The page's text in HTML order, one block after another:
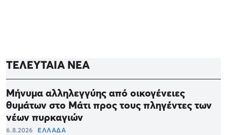
ΤΕΛΕΥΤΑΙΑ ΝΕΑ
Μήνυμα αλληλεγγύης από οικογένειες
θυμάτων στο Μάτι προς τους πληγέντες των
νέων πυρκαγιών
6.8.2026 ΕΛΛΑΔΑ